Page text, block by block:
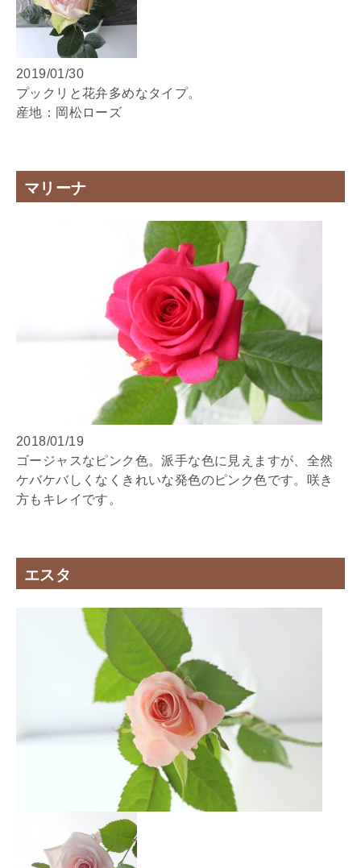
2019/01/30
プックリと花弁多めなタイプ。
産地：岡松ローズ
マリーナ
2018/01/19
ゴージャスなピンク色。派手な色に見えますが、全然
ケバケバしくなくきれいな発色のピンク色です。咲き
方もキレイです。
エスタ